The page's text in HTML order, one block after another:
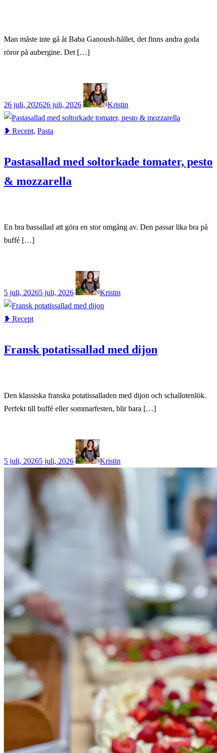
Man måste inte gå åt Baba Ganoush-hållet, det finns andra goda
röror på aubergine. Det […]
26 juli, 202626 juli, 2026 Kristin
❥ Recept, Pasta
Pastasallad med soltorkade tomater, pesto
& mozzarella
En bra bassallad att göra en stor omgång av. Den passar lika bra på
buffé […]
5 juli, 20265 juli, 2026 Kristin
❥ Recept
Fransk potatissallad med dijon
Den klassiska franska potatissalladen med dijon och schallotenlök.
Perfekt till buffé eller sommarfesten, blir bara […]
5 juli, 20265 juli, 2026 Kristin